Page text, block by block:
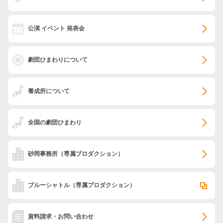
公演 イベント 発表会
劇団ひまわりについて
養成所について
全国の劇団ひまわり
砂岡事務所 （専属プロダクション）
ブルーシャトル（専属プロダクション）
資料請求・お問い合わせ